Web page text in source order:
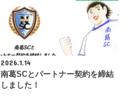
2026.1.14
南葛SCとパートナー契約を締結
しました！